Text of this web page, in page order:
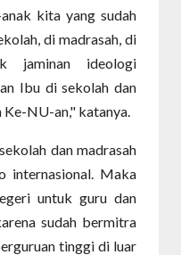
kita yang sudah
di madrasah, di
jaminan ideologi
Ibu di sekolah dan
NU-an," katanya.
dan madrasah
internasional. Maka
untuk guru dan
sudah bermitra
tinggi di luar